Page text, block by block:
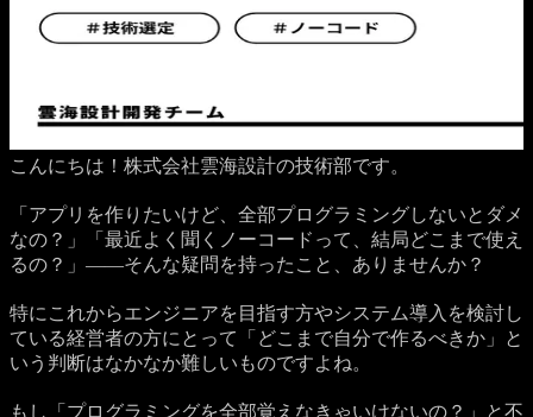
こんにちは！株式会社雲海設計の技術部です。
「アプリを作りたいけど、全部プログラミングしないとダメ
なの？」「最近よく聞くノーコードって、結局どこまで使え
るの？」——そんな疑問を持ったこと、ありませんか？
特にこれからエンジニアを目指す方やシステム導入を検討し
ている経営者の方にとって「どこまで自分で作るべきか」と
いう判断はなかなか難しいものですよね。
もし「プログラミングを全部覚えなきゃいけないの？」と不